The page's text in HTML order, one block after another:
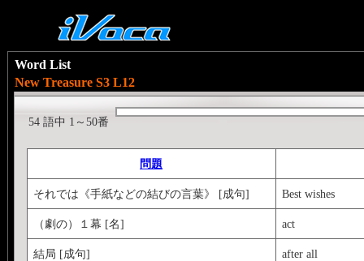
Word List
New Treasure S3 L12
54 語中 1～50番
問題
それでは《手紙などの結びの言葉》 [成句] Best wishes
（劇の）１幕 [名] act
結局 [成句] after all